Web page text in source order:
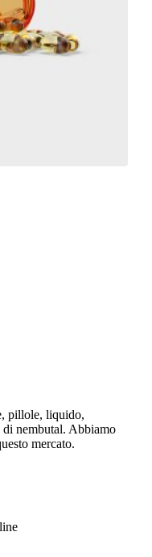
pillole, liquido,
nembutal. Abbiamo
mercato.